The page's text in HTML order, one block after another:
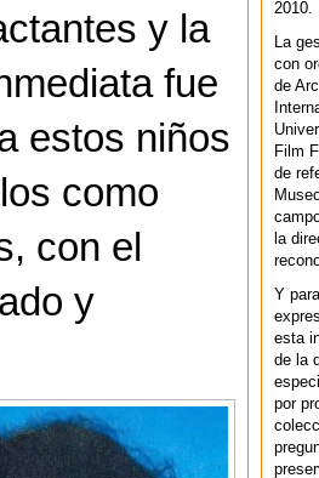
y la
fue
estos niños
como
con el
y
2010.
La
con
de
Film
de
la
Y
esta
de la
por